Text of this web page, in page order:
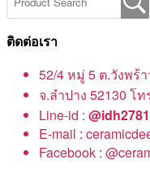
ติดต่อเรา
52/4 หมู่ 5 ต.วังพร้
จ.ลำปาง 52130 โท
Line-id :
E-mail :
Facebook :